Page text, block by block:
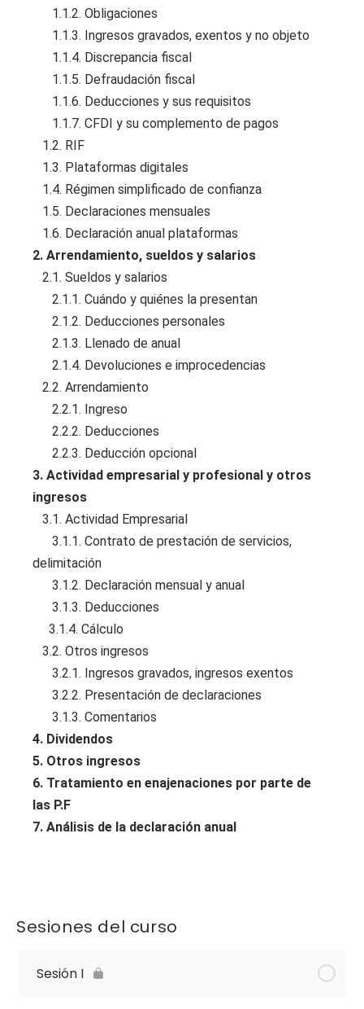
1.1.2. Obligaciones
1.1.3. Ingresos gravados, exentos y no objeto
1.1.4. Discrepancia fiscal
1.1.5. Defraudación fiscal
1.1.6. Deducciones y sus requisitos
1.1.7. CFDI y su complemento de pagos
1.2. RIF
1.3. Plataformas digitales
1.4. Régimen simplificado de confianza
1.5. Declaraciones mensuales
1.6. Declaración anual plataformas
2. Arrendamiento, sueldos y salarios
2.1. Sueldos y salarios
2.1.1. Cuándo y quiénes la presentan
2.1.2. Deducciones personales
2.1.3. Llenado de anual
2.1.4. Devoluciones e improcedencias
2.2. Arrendamiento
2.2.1. Ingreso
2.2.2. Deducciones
2.2.3. Deducción opcional
3. Actividad empresarial y profesional y otros
ingresos
3.1. Actividad Empresarial
3.1.1. Contrato de prestación de servicios,
delimitación
3.1.2. Declaración mensual y anual
3.1.3. Deducciones
3.1.4. Cálculo
3.2. Otros ingresos
3.2.1. Ingresos gravados, ingresos exentos
3.2.2. Presentación de declaraciones
3.1.3. Comentarios
4. Dividendos
5. Otros ingresos
6. Tratamiento en enajenaciones por parte de
las P.F
7. Análisis de la declaración anual
Sesiones del curso
Sesión I